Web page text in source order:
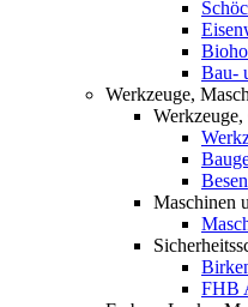
Bau-
Werkzeuge,
Werkzeuge,
Besen
Maschinen
FHB